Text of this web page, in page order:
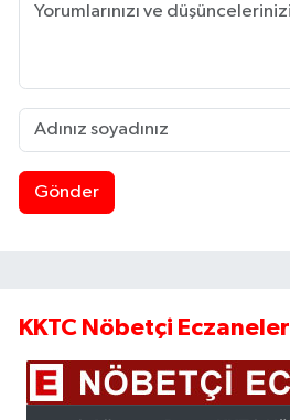
Gönder
KKTC Nöbetçi Eczaneler